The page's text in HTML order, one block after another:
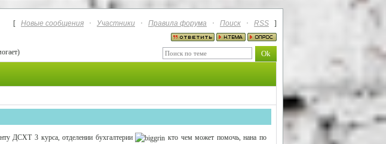
[ Новые сообщения · Участники · Правила форума · Поиск · RSS
]
ДСХТ 3 курса, отделении бухгалтерии
кто чем может помочь, нана по